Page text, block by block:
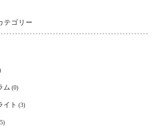
テゴリー
ム (0)
イト (3)